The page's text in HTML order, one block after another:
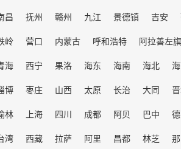
昌 抚州 赣州 九江 景德镇 吉安
岭 营口 内蒙古 呼和浩特 阿拉善左旗
海 西宁 果洛 海东 海南 海北
博 枣庄 山西 太原 长治 大同
林 上海 四川 成都 阿贝 巴中
湾 西藏 拉萨 阿里 昌都 林芝